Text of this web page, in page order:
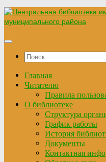
Перейти
к
Найти:
Главная
Читателю
Правила
О библиотеке
Структура
График работы
История
Документы
Контактная